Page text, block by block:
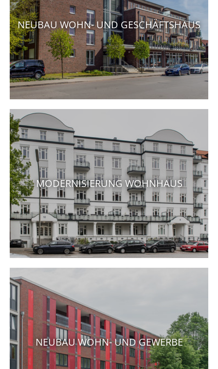
NEUBAU WOHN- UND GESCHÄFTSHAUS
MODERNISIERUNG WOHNHAUS
NEUBAU WOHN- UND GEWERBE